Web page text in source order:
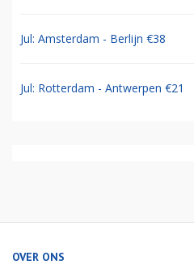
Jul: Amsterdam - Berlijn €38
Jul: Rotterdam - Antwerpen €21
OVER ONS